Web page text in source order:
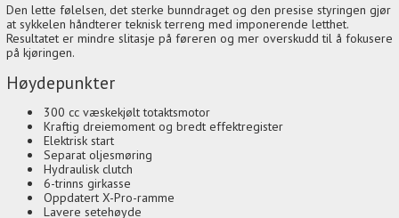
Den lette følelsen, det sterke bunndraget og den presise styringen gjør
at sykkelen håndterer teknisk terreng med imponerende letthet.
Resultatet er mindre slitasje på føreren og mer overskudd til å fokusere
på kjøringen.
Høydepunkter
300 cc væskekjølt totaktsmotor
Kraftig dreiemoment og bredt effektregister
Elektrisk start
Separat oljesmøring
Hydraulisk clutch
6-trinns girkasse
Oppdatert X-Pro-ramme
Lavere setehøyde